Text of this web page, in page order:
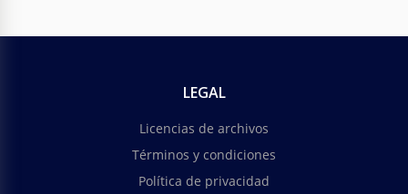
LEGAL
Licencias de archivos
Términos y condiciones
Política de privacidad